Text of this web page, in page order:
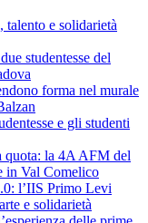
e solidarietà
studentesse del
forma nel murale
e gli studenti
quota: la 4A AFM del
in Val Comelico
l’IIS Primo Levi
e solidarietà